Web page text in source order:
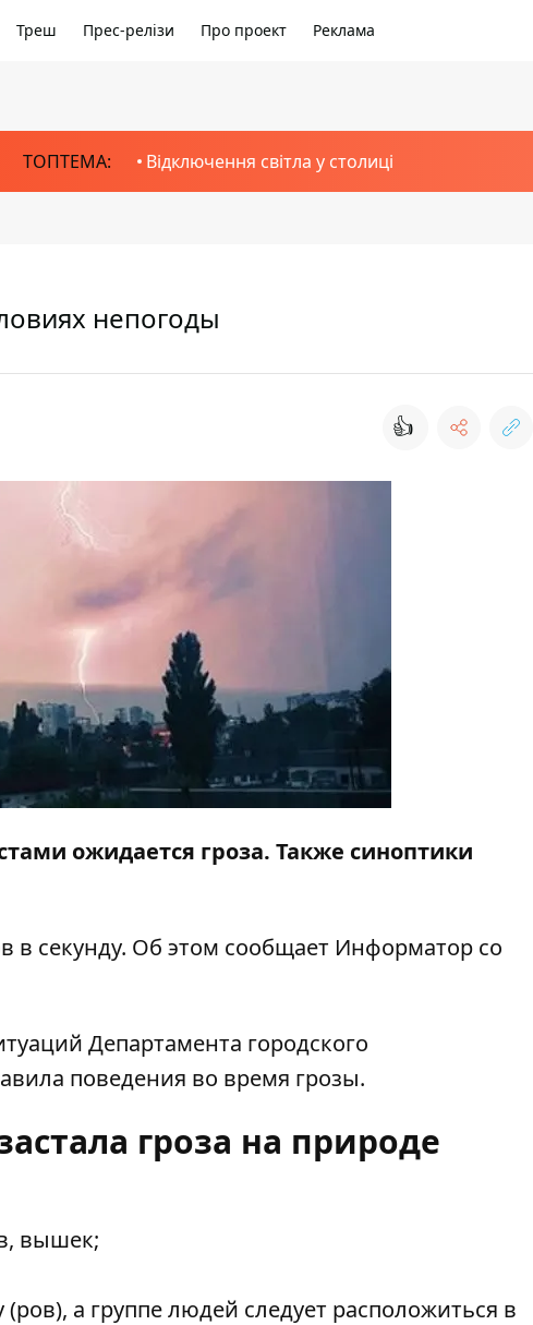
Треш Прес-релізи Про проект Реклама
ТОПТЕМА: Відключення світла у столиці
непогоды
👍
ожидается гроза. Также синоптики
в секунду. Об этом сообщает Информатор со
Департамента городского
поведения во время грозы.
гроза на природе
вышек;
а группе людей следует расположиться в